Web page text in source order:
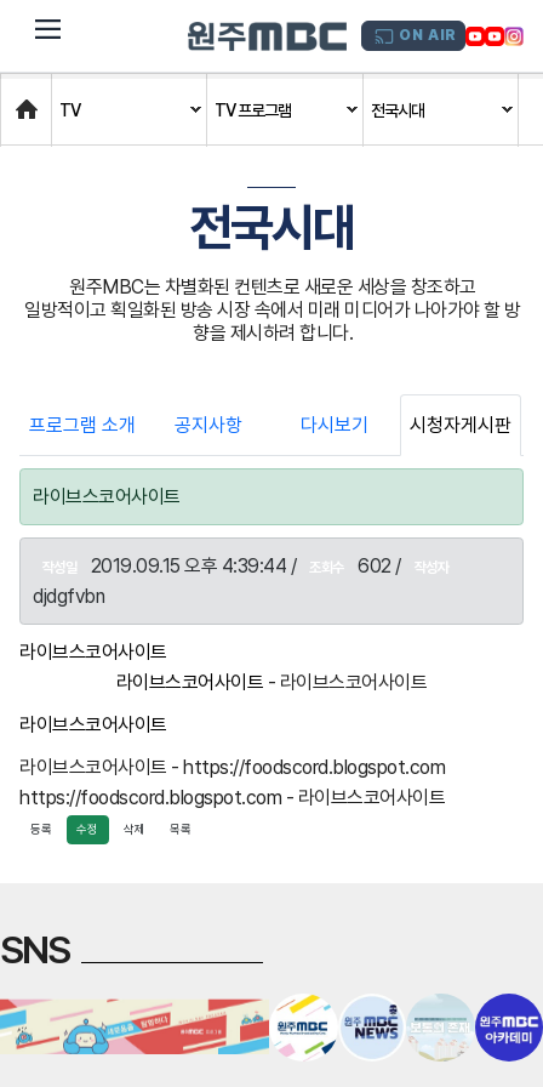
dehaze ON AIR
Home
TV TV 프로그램 전국시대
전국시대
원주MBC는 차별화된 컨텐츠로 새로운 세상을 창조하고
일방적이고 획일화된 방송 시장 속에서 미래 미디어가 나아가야 할 방
향을 제시하려 합니다.
프로그램 소개 공지사항 다시보기 시청자게시판
라이브스코어사이트
작성일 2019.09.15 오후 4:39:44 / 조회수 602 / 작성자
djdgfvbn
라이브스코어사이트
라이브스코어사이트 - 라이브스코어사이트
라이브스코어사이트
라이브스코어사이트 - https://foodscord.blogspot.com
https://foodscord.blogspot.com - 라이브스코어사이트
등록 수정 삭제 목록
SNS